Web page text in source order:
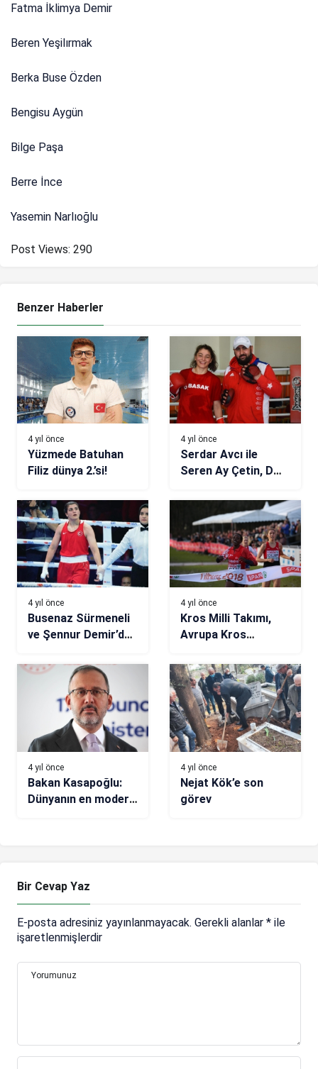
Fatma İklimya Demir
Beren Yeşilırmak
Berka Buse Özden
Bengisu Aygün
Bilge Paşa
Berre İnce
Yasemin Narlıoğlu
Post Views: 290
Benzer Haberler
4 yıl önce
Yüzmede Batuhan
Filiz dünya 2.’si!
4 yıl önce
Serdar Avcı ile
Seren Ay Çetin, D
4 yıl önce
Busenaz Sürmeneli
ve Şennur Demir’den
4 yıl önce
Kros Milli Takımı,
Avrupa Kros
sahne alıyor
4 yıl önce
Bakan Kasapoğlu:
Dünyanın en modern
4 yıl önce
Nejat Kök’e son
görev
Bir Cevap Yaz
E-posta adresiniz yayınlanmayacak. Gerekli alanlar * ile
işaretlenmişlerdir
Yorumunuz